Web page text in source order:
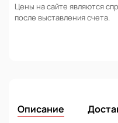
Цены на сайте являются
после выставления счета.
Описание